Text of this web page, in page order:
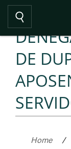
DE
Home /